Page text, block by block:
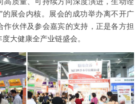
的展会内核。展会的成功举办离不开广
作伙伴及参会嘉宾的支持，正是各方担
大健康全产业链盛会。